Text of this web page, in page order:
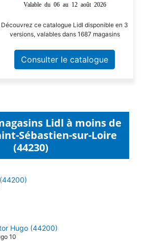
Valable du 06 au 12 août 2026
Découvrez ce catalogue Lidl disponible en 3
versions, valables dans 1687 magasins
Consulter le catalogue
Lidl à moins de
Sébastien-sur-Loire
(44230)
Hugo (44200)
10